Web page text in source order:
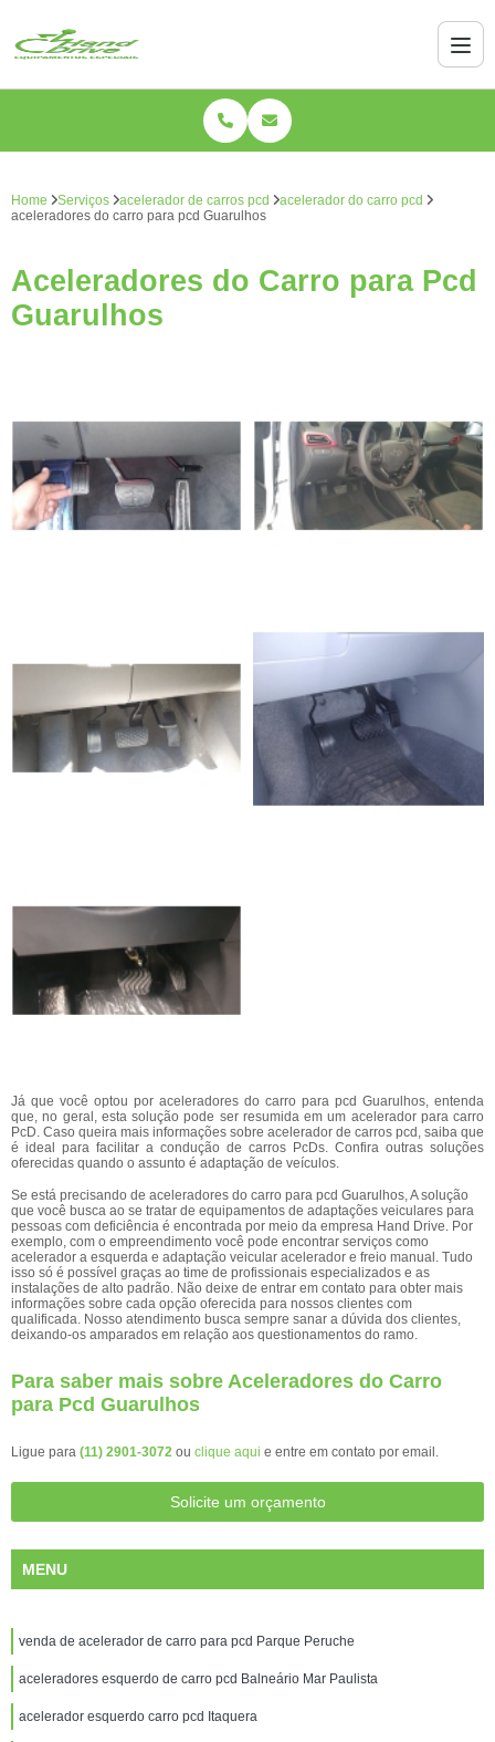
Home Serviços acelerador de carros pcd
acelerador do carro pcd
aceleradores do carro para pcd Guarulhos
Aceleradores do Carro para Pcd
Guarulhos
Já que você optou por aceleradores do carro para pcd Guarulhos, entenda
que, no geral, esta solução pode ser resumida em um acelerador para carro
PcD. Caso queira mais informações sobre acelerador de carros pcd, saiba que
é ideal para facilitar a condução de carros PcDs. Confira outras soluções
oferecidas quando o assunto é adaptação de veículos.
Se está precisando de aceleradores do carro para pcd Guarulhos, A solução
que você busca ao se tratar de equipamentos de adaptações veiculares para
pessoas com deficiência é encontrada por meio da empresa Hand Drive. Por
exemplo, com o empreendimento você pode encontrar serviços como
acelerador a esquerda e adaptação veicular acelerador e freio manual. Tudo
isso só é possível graças ao time de profissionais especializados e as
instalações de alto padrão. Não deixe de entrar em contato para obter mais
informações sobre cada opção oferecida para nossos clientes com
qualificada. Nosso atendimento busca sempre sanar a dúvida dos clientes,
deixando-os amparados em relação aos questionamentos do ramo.
Para saber mais sobre Aceleradores do Carro
para Pcd Guarulhos
Ligue para (11) 2901-3072 ou clique aqui e entre em contato por email.
Solicite um orçamento
MENU
venda de acelerador de carro para pcd Parque Peruche
aceleradores esquerdo de carro pcd Balneário Mar Paulista
acelerador esquerdo carro pcd Itaquera